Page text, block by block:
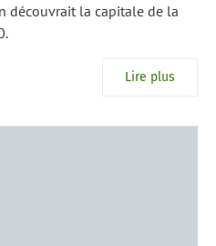
découvrait la capitale de la
Lire plus